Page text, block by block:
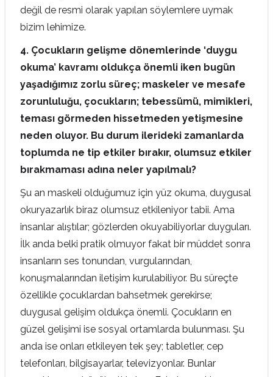
değil de resmi olarak yapılan söylemlere uymak
bizim lehimize.
4. Çocukların gelişme dönemlerinde ‘duygu
okuma’ kavramı oldukça önemli iken bugün
yaşadığımız zorlu süreç; maskeler ve mesafe
zorunluluğu, çocukların; tebessümü, mimikleri,
teması görmeden hissetmeden yetişmesine
neden oluyor. Bu durum ilerideki zamanlarda
toplumda ne tip etkiler bırakır, olumsuz etkiler
bırakmaması adına neler yapılmalı?
Şu an maskeli olduğumuz için yüz okuma, duygusal
okuryazarlık biraz olumsuz etkileniyor tabii. Ama
insanlar alıştılar; gözlerden okuyabiliyorlar duyguları.
İlk anda belki pratik olmuyor fakat bir müddet sonra
insanların ses tonundan, vurgularından,
konuşmalarından iletişim kurulabiliyor. Bu süreçte
özellikle çocuklardan bahsetmek gerekirse;
duygusal gelişim oldukça önemli. Çocukların en
güzel gelişimi ise sosyal ortamlarda bulunması. Şu
anda ise onları etkileyen tek şey; tabletler, cep
telefonları, bilgisayarlar, televizyonlar. Bunlar